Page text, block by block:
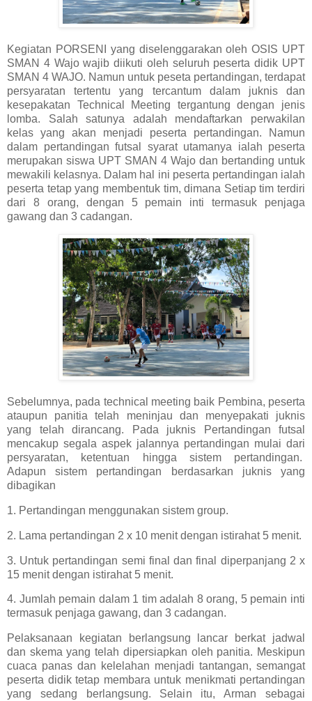
Kegiatan PORSENI yang diselenggarakan oleh OSIS UPT
SMAN 4 Wajo wajib diikuti oleh seluruh peserta didik UPT
SMAN 4 WAJO. Namun untuk peseta pertandingan, terdapat
persyaratan tertentu yang tercantum dalam juknis dan
kesepakatan Technical Meeting tergantung dengan jenis
lomba. Salah satunya adalah mendaftarkan perwakilan
kelas yang akan menjadi peserta pertandingan. Namun
dalam pertandingan futsal syarat utamanya ialah peserta
merupakan siswa UPT SMAN 4 Wajo dan bertanding untuk
mewakili kelasnya. Dalam hal ini peserta pertandingan ialah
peserta tetap yang membentuk tim, dimana Setiap tim terdiri
dari 8 orang, dengan 5 pemain inti termasuk penjaga
gawang dan 3 cadangan.
Sebelumnya, pada technical meeting baik Pembina, peserta
ataupun panitia telah meninjau dan menyepakati juknis
yang telah dirancang. Pada juknis Pertandingan futsal
mencakup segala aspek jalannya pertandingan mulai dari
persyaratan, ketentuan hingga sistem pertandingan.
Adapun sistem pertandingan berdasarkan juknis yang
dibagikan
1. Pertandingan menggunakan sistem group.
2. Lama pertandingan 2 x 10 menit dengan istirahat 5 menit.
3. Untuk pertandingan semi final dan final diperpanjang 2 x
15 menit dengan istirahat 5 menit.
4. Jumlah pemain dalam 1 tim adalah 8 orang, 5 pemain inti
termasuk penjaga gawang, dan 3 cadangan.
Pelaksanaan kegiatan berlangsung lancar berkat jadwal
dan skema yang telah dipersiapkan oleh panitia. Meskipun
cuaca panas dan kelelahan menjadi tantangan, semangat
peserta didik tetap membara untuk menikmati pertandingan
yang sedang berlangsung. Selain itu, Arman sebagai